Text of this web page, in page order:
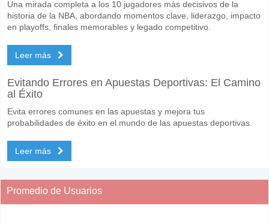
Una mirada completa a los 10 jugadores más decisivos de la
historia de la NBA, abordando momentos clave, liderazgo, impacto
en playoffs, finales memorables y legado competitivo.
Leer más
Evitando Errores en Apuestas Deportivas: El Camino
al Éxito
Evita errores comunes en las apuestas y mejora tus
probabilidades de éxito en el mundo de las apuestas deportivas.
Leer más
Promedio de Usuarios